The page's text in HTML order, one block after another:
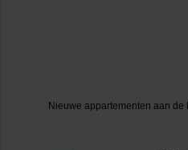
Nieuwe appartementen aan de